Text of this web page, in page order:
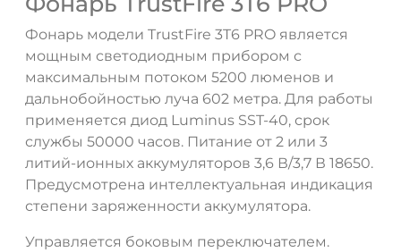
Фонарь модели TrustFire 3T6 PRO является
мощным светодиодным прибором с
максимальным потоком 5200 люменов и
дальнобойностью луча 602 метра. Для работы
применяется диод Luminus SST-40, срок
службы 50000 часов. Питание от 2 или 3
литий-ионных аккумуляторов 3,6 В/3,7 В 18650.
Предусмотрена интеллектуальная индикация
степени заряженности аккумулятора.
Управляется боковым переключателем.